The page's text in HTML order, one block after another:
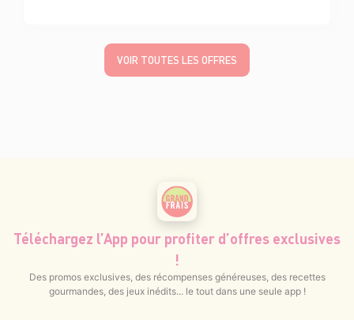
VOIR TOUTES LES OFFRES
Téléchargez l’App pour profiter d’offres exclusives
!
Des promos exclusives, des récompenses généreuses, des recettes
gourmandes, des jeux inédits... le tout dans une seule app !